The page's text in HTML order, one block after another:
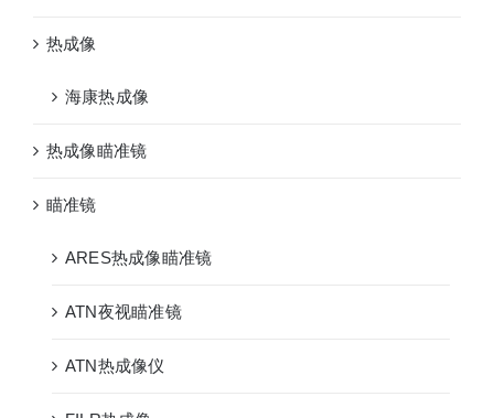
热成像
海康热成像
热成像瞄准镜
瞄准镜
ARES热成像瞄准镜
ATN夜视瞄准镜
ATN热成像仪